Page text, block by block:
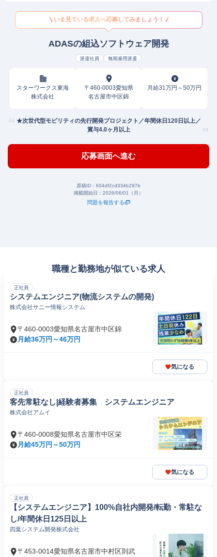
いま見ている求人へ応募してみましょう！
ADASの組込ソフトウェア開発
派遣社員 無期雇用派遣
スターワークス東海
株式会社
〒460-0003愛知県
名古屋市中区錦
月給31万円～50万円
★次世代型モビリティの先行開発プロジェクト／年間休日120日以上／
賞与4.0ヶ月以上
応募画面へ進む
原稿ID： 604df2cd334b297b
掲載開始日： 2026/06/01（月）
問題を報告する
職種と勤務地が似ている求人
正社員
システムエンジニア(物流システムの開発)
株式会社サニー情報システム
〒460-0003愛知県名古屋市中区錦
月給36万円～46万円
気になる
正社員
客先常駐なし|経験者募集 システムエンジニア
株式会社アムイ
〒460-0008愛知県名古屋市中区栄
月給45万円～50万円
気になる
正社員
【システムエンジニア】100%自社内開発/転勤・常駐な
し/年間休日125日以上
四葉システム開発株式会社
〒453-0014愛知県名古屋市中村区則武